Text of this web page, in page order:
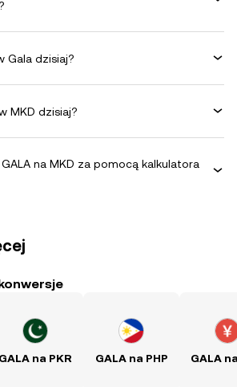
Gala dzisiaj?
MKD dzisiaj?
na MKD za pomocą kalkulatora
GALA na PKR GALA na PHP GALA